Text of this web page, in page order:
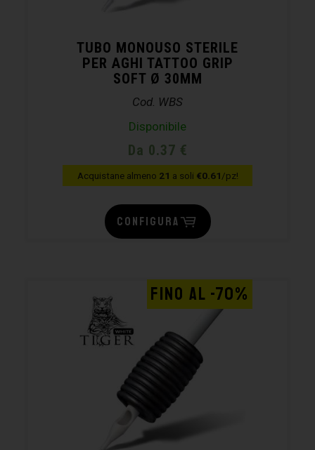
TUBO MONOUSO STERILE
PER AGHI TATTOO GRIP
SOFT Ø 30MM
Cod. WBS
Disponibile
Da 0.37 €
Acquistane almeno 21 a soli €0.61/pz!
CONFIGURA
FINO AL -70%